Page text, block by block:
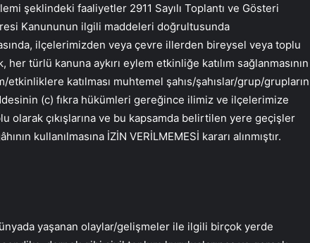
şeklindeki faaliyetler 2911 Sayılı Toplantı ve Gösteri
Kanununun ilgili maddeleri doğrultusunda
ilçelerimizden veya çevre illerden bireysel veya toplu
türlü kanuna aykırı eylem etkinliğe katılım sağlanmasının
etkinliklere katılması muhtemel şahıs/şahıslar/grup/grupların
(c) fıkra hükümleri gereğince ilimiz ve ilçelerimize
olarak çıkışlarına ve bu kapsamda belirtilen yere geçişler
kullanılmasına İZİN VERİLMEMESİ kararı alınmıştır.
yaşanan olaylar/gelişmeler ile ilgili birçok yerde